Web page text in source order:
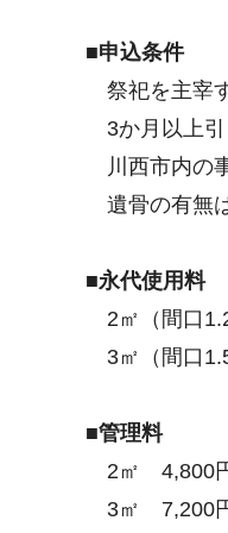
■申込条件
祭祀を主宰
3か月以上引
川西市内の
遺骨の有無
■永代使用料
2㎡（間口
3㎡（間口
■管理料
2㎡ 4,800
3㎡ 7,200